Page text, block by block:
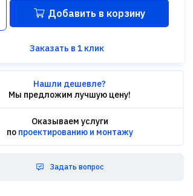
Добавить в корзину
Заказать в 1 клик
Нашли дешевле?
Мы предложим лучшую цену!
Оказываем услуги
по проектированию и монтажу
Задать вопрос